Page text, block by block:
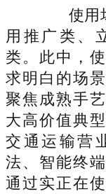
使用场
用推广类、
类。此中，
求明白的场
聚焦成熟手
大高价值典
交通运输营
法、智能终
通过实正在